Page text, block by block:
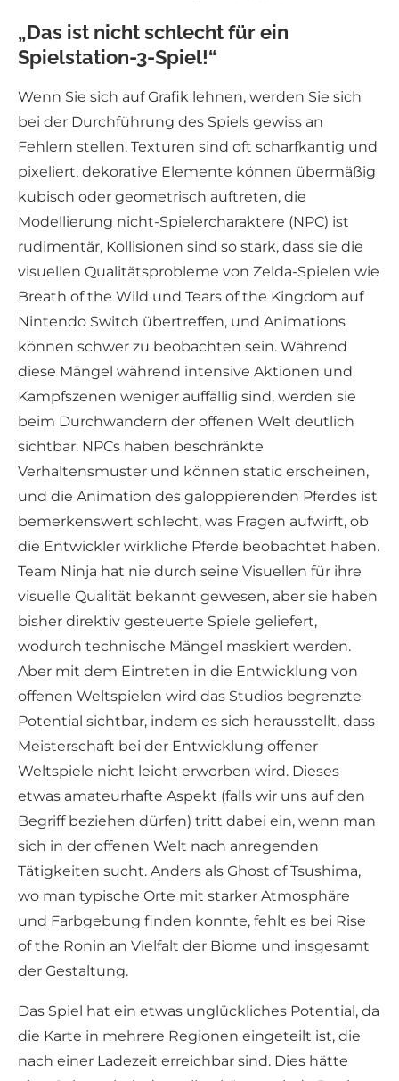
„Das ist nicht schlecht für ein
Spielstation-3-Spiel!“
Wenn Sie sich auf Grafik lehnen, werden Sie sich
bei der Durchführung des Spiels gewiss an
Fehlern stellen. Texturen sind oft scharfkantig und
pixeliert, dekorative Elemente können übermäßig
kubisch oder geometrisch auftreten, die
Modellierung nicht-Spielercharaktere (NPC) ist
rudimentär, Kollisionen sind so stark, dass sie die
visuellen Qualitätsprobleme von Zelda-Spielen wie
Breath of the Wild und Tears of the Kingdom auf
Nintendo Switch übertreffen, und Animations
können schwer zu beobachten sein. Während
diese Mängel während intensive Aktionen und
Kampfszenen weniger auffällig sind, werden sie
beim Durchwandern der offenen Welt deutlich
sichtbar. NPCs haben beschränkte
Verhaltensmuster und können static erscheinen,
und die Animation des galoppierenden Pferdes ist
bemerkenswert schlecht, was Fragen aufwirft, ob
die Entwickler wirkliche Pferde beobachtet haben.
Team Ninja hat nie durch seine Visuellen für ihre
visuelle Qualität bekannt gewesen, aber sie haben
bisher direktiv gesteuerte Spiele geliefert,
wodurch technische Mängel maskiert werden.
Aber mit dem Eintreten in die Entwicklung von
offenen Weltspielen wird das Studios begrenzte
Potential sichtbar, indem es sich herausstellt, dass
Meisterschaft bei der Entwicklung offener
Weltspiele nicht leicht erworben wird. Dieses
etwas amateurhafte Aspekt (falls wir uns auf den
Begriff beziehen dürfen) tritt dabei ein, wenn man
sich in der offenen Welt nach anregenden
Tätigkeiten sucht. Anders als Ghost of Tsushima,
wo man typische Orte mit starker Atmosphäre
und Farbgebung finden konnte, fehlt es bei Rise
of the Ronin an Vielfalt der Biome und insgesamt
der Gestaltung.
Das Spiel hat ein etwas unglückliches Potential, da
die Karte in mehrere Regionen eingeteilt ist, die
nach einer Ladezeit erreichbar sind. Dies hätte